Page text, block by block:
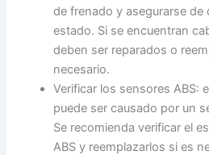
de frenado y asegurarse de
estado. Si se encuentran
deben ser reparados o
necesario.
Verificar los sensores ABS:
puede ser causado por un
Se recomienda verificar el
ABS y reemplazarlos si es